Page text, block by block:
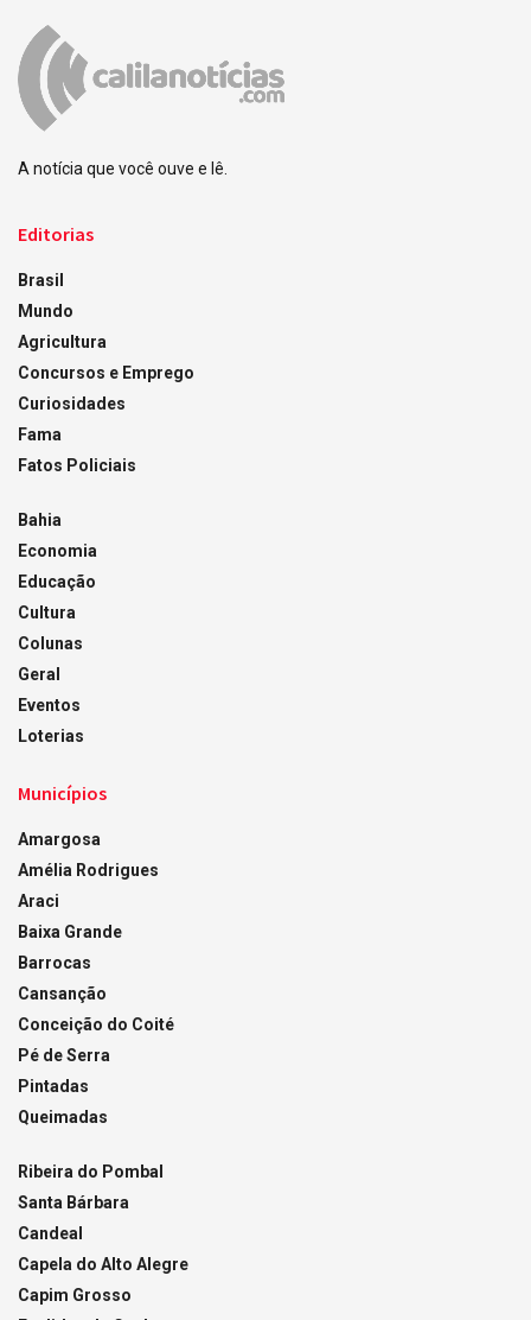
A notícia que você ouve e lê.
Editorias
Brasil
Mundo
Agricultura
Concursos e Emprego
Curiosidades
Fama
Fatos Policiais
Bahia
Economia
Educação
Cultura
Colunas
Geral
Eventos
Loterias
Municípios
Amargosa
Amélia Rodrigues
Araci
Baixa Grande
Barrocas
Cansanção
Conceição do Coité
Pé de Serra
Pintadas
Queimadas
Ribeira do Pombal
Santa Bárbara
Candeal
Capela do Alto Alegre
Capim Grosso